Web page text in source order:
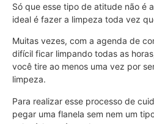
Só que esse tipo de atitude não é
ideal é fazer a limpeza toda vez
Muitas vezes, com a agenda de
difícil ficar limpando todas as
você tire ao menos uma vez por
limpeza.
Para realizar esse processo de
pegar uma flanela sem nem um